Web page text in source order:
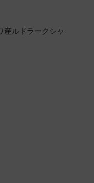
産ルドラークシャ